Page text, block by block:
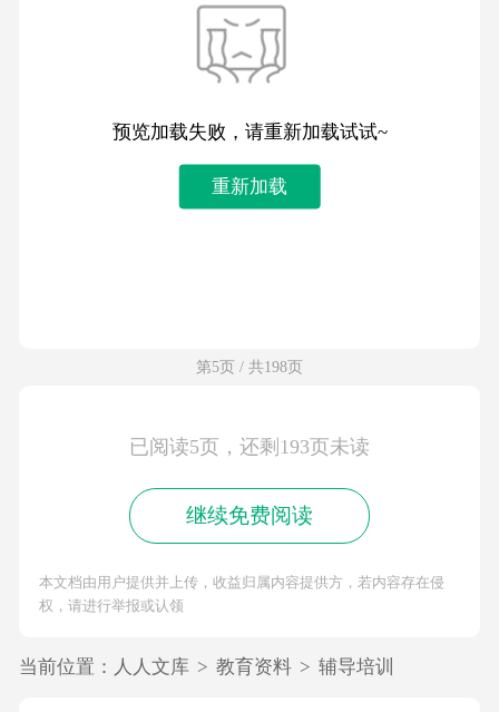
预览加载失败，请重新加载试试~
重新加载
第5页 / 共198页
已阅读5页，还剩193页未读
继续免费阅读
本文档由用户提供并上传，收益归属内容提供方，若内容存在侵
权，请进行举报或认领
当前位置： 人人文库 > 教育资料 > 辅导培训